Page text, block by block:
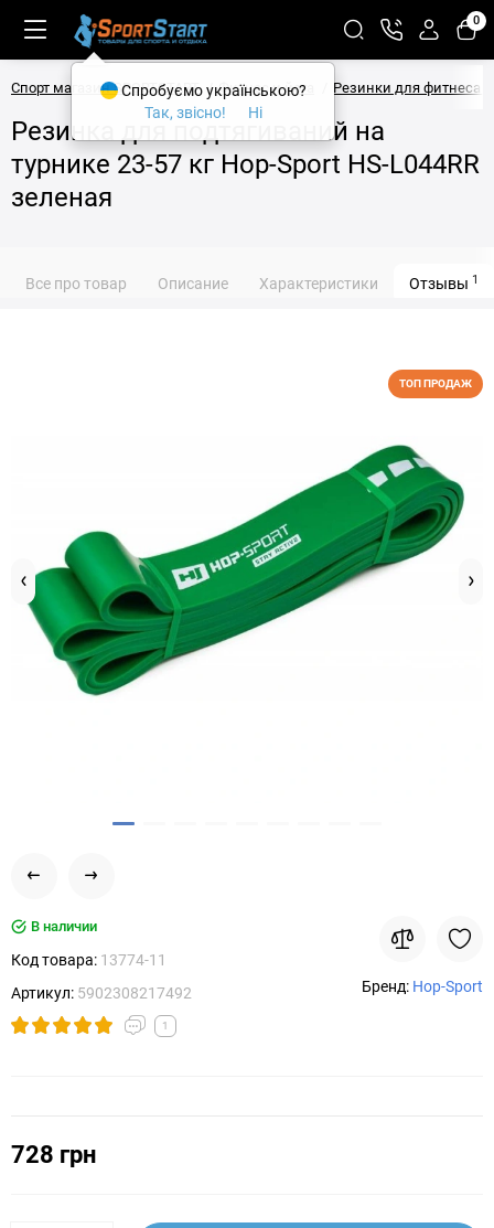
0
Спорт магазин SPORTSTART Фитнес и йога Резинки для фитнеса и
Резинка для подтягиваний на
турнике 23-57 кг Hop-Sport HS-L044RR
зеленая
Все про товар Описание Характеристики Отзывы 1
ТОП ПРОДАЖ
В наличии
Код товара: 13774-11
Артикул: 5902308217492
1
Бренд: Hop-Sport
728 грн
Спробуємо українською?
Так, звісно!
Ні